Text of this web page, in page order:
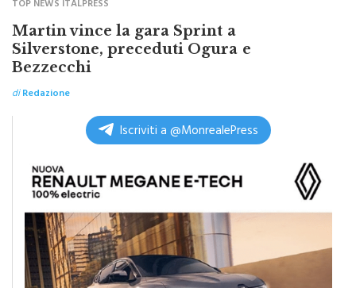
Martin vince la gara Sprint a
Silverstone, preceduti Ogura e
Bezzecchi
diRedazione
Iscriviti a @MonrealePress